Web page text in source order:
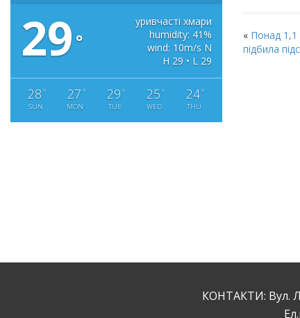
29°
уривчасті хмари
humidity: 41%
wind: 10m/s N
H 29 • L 29
28 °
SUN
27 °
MON
29 °
TUE
25 °
WED
24°
THU
« Понад 1,1
підбила
КОНТАКТИ: Вул.